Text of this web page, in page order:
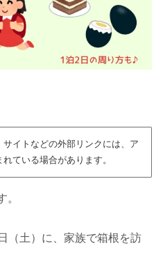
イトなどの外部リンクには、ア
ている場合があります。
。
（土）に、家族で箱根を訪